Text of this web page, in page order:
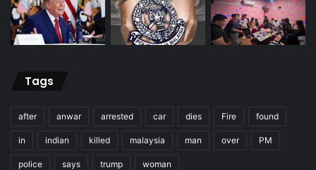
Tags
after anwar arrested car dies Fire found
in indian killed malaysia man over PM
police says trump woman